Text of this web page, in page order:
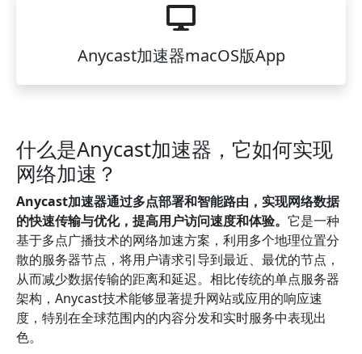
Anycast加速器macOS版App
什么是Anycast加速器，它如何实现
网络加速？
Anycast加速器通过多点部署和智能路由，实现网络数据
的快速传输与优化，提高用户访问速度和体验。 它是一种
基于多点广播技术的网络加速方案，利用多个地理位置分
散的服务器节点，将用户请求引导到最近、最优的节点，
从而减少数据传输的距离和延迟。相比传统的单点服务器
架构，Anycast技术能够显著提升网站或应用的响应速
度，特别在全球范围内的内容分发和实时服务中表现出
色。